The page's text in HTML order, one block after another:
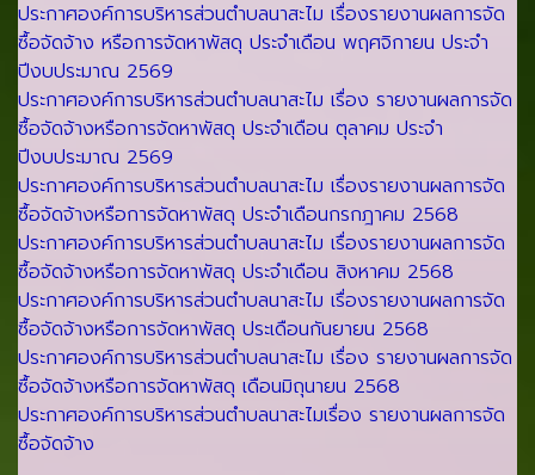
ประกาศองค์การบริหารส่วนตำบลนาสะไม เรื่องรายงานผลการจัด
ซื้อจัดจ้าง หรือการจัดหาพัสดุ ประจำเดือน พฤศจิกายน ประจำ
ปีงบประมาณ 2569
ประกาศองค์การบริหารส่วนตำบลนาสะไม เรื่อง รายงานผลการจัด
ซื้อจัดจ้างหรือการจัดหาพัสดุ ประจำเดือน ตุลาคม ประจำ
ปีงบประมาณ 2569
ประกาศองค์การบริหารส่วนตำบลนาสะไม เรื่องรายงานผลการจัด
ซื้อจัดจ้างหรือการจัดหาพัสดุ ประจำเดือนกรกฎาคม 2568
ประกาศองค์การบริหารส่วนตำบลนาสะไม เรื่องรายงานผลการจัด
ซื้อจัดจ้างหรือการจัดหาพัสดุ ประจำเดือน สิงหาคม 2568
ประกาศองค์การบริหารส่วนตำบลนาสะไม เรื่องรายงานผลการจัด
ซื้อจัดจ้างหรือการจัดหาพัสดุ ประเดือนกันยายน 2568
ประกาศองค์การบริหารส่วนตำบลนาสะไม เรื่อง รายงานผลการจัด
ซื้อจัดจ้างหรือการจัดหาพัสดุ เดือนมิถุนายน 2568
ประกาศองค์การบริหารส่วนตำบลนาสะไมเรื่อง รายงานผลการจัด
ซื้อจัดจ้าง